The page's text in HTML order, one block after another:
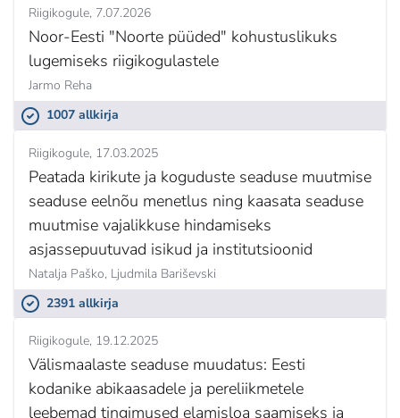
Riigikogule 7.07.2026
Noor-Eesti "Noorte püüded" kohustuslikuks
lugemiseks riigikogulastele
Jarmo Reha
1007 allkirja
Riigikogule 17.03.2025
Peatada kirikute ja koguduste seaduse muutmise
seaduse eelnõu menetlus ning kaasata seaduse
muutmise vajalikkuse hindamiseks
asjassepuutuvad isikud ja institutsioonid
Natalja Paško, Ljudmila Bariševski
2391 allkirja
Riigikogule 19.12.2025
Välismaalaste seaduse muudatus: Eesti
kodanike abikaasadele ja pereliikmetele
leebemad tingimused elamisloa saamiseks ja